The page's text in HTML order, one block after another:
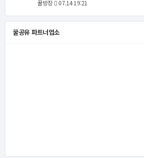
꿀방장
07.14 19:21
꿀공유 파트너업소